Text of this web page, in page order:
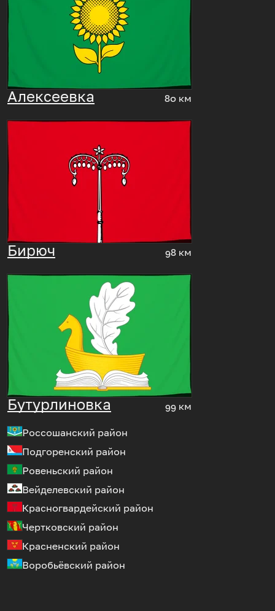
Алексеевка 80 км
Бирюч 98 км
Бутурлиновка 99 км
Россошанский район
Подгоренский район
Ровеньский район
Вейделевский район
Красногвардейский район
Чертковский район
Красненский район
Воробьёвский район